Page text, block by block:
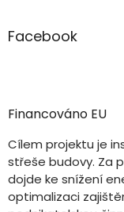
Facebook
Financováno EU
Cílem projektu je
střeše budovy. Za
dojde ke snížení
optimalizaci